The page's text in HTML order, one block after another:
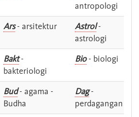
antropologi
Ars- arsitektur Astrol-
astrologi
Bakt-
bakteriologi
Bio- biologi
Bud- agama -
Budha
Dag-
perdagangan